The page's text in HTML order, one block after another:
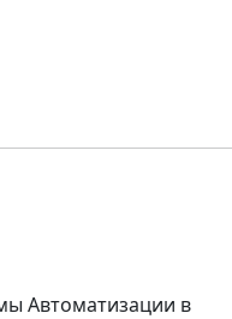
Автоматизации в